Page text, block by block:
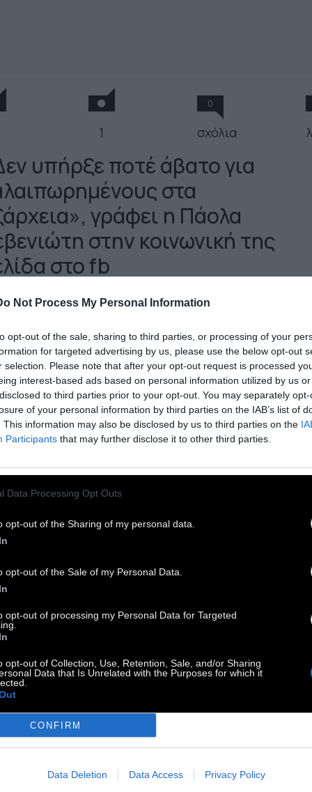
Not Process My Personal Information
opt-out of the sale, sharing to third parties, or processing of your
for targeted advertising by us, please use the below opt-out
selection. Please note that after your opt-out request is processed
interest-based ads based on personal information utilized by us
to third parties prior to your opt-out. You may separately
of your personal information by third parties on the IAB’s list of
This information may also be disclosed by us to third parties on the
Participants that may further disclose it to other third parties.
Data Processing Opt Outs
opt-out of the Sharing of my personal data.
opt-out of the Sale of my Personal Data.
opt-out of processing my Personal Data for Targeted
opt-out of Collection, Use, Retention, Sale, and/or Sharing
Data that Is Unrelated with the Purposes for which it
CONFIRM
Data Deletion Data Access Privacy Policy
1
0
σχόλια
υπήρξε ποτέ άβατο για
στα
γράφει η Πάολα
στην κοινωνική της
στο fb
TV
2015
άβατο στα Εξάρχεια», λέει ο υπ.
του Πολίτη, Νίκος Τόσκας, με αφορμή
πρόσφατες επιθέσεις σε αστυνομικούς της
ΔΙΑΣ, σε ελεγκτές του μετρό και στον
αυτό, η Πάολα Ρεβενιώτη γράφει τις
της στοFacebook
άβατο είναι τα ακριβά εστιατόρια με τα
φαγητά, που τα γεύονται ελάχιστοι. Άβατο
να θέλεις να πας 4 ημέρες κάπου διακοπές και
σου περισσεύουνε.
ΕΙΝΑΙ ΝΑ ΕΙΣΑΙ ΟΡΟΘΕΤΙΚΟΣ και να μην
φάρμακα να σου δώσουν.
Άβατα δεκάδες υπάρχουν να σας
ΤΑ ΕΞΑΡΧΕΙΑ ΗΣΥΧΑ,
έστω με αυτήν τη